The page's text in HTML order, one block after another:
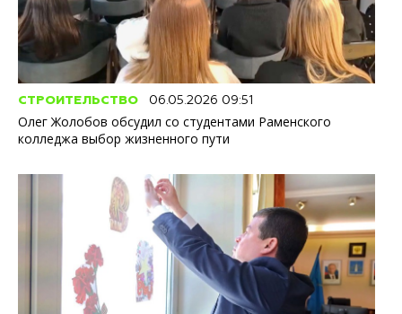
СТРОИТЕЛЬСТВО 06.05.2026 09:51
Олег Жолобов обсудил со студентами Раменского
колледжа выбор жизненного пути